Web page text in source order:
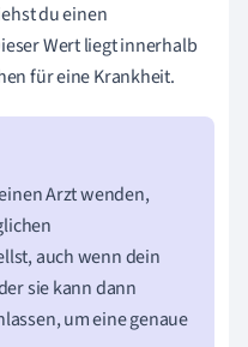
du einen
Wert liegt innerhalb
für eine Krankheit.
Arzt wenden,
auch wenn dein
sie kann dann
um eine genaue